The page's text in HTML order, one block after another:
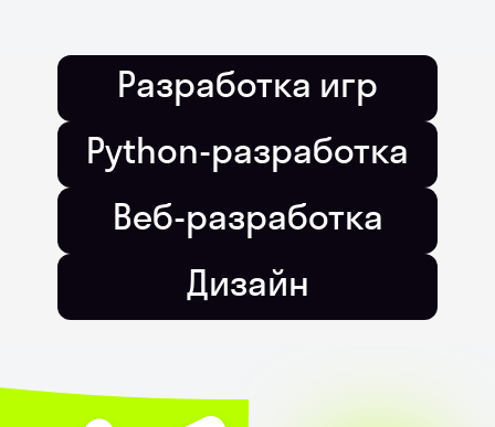
Разработка игр
Python-разработка
Веб-разработка
Разработка игр
Python-разработка
Веб-разработка
Дизайн